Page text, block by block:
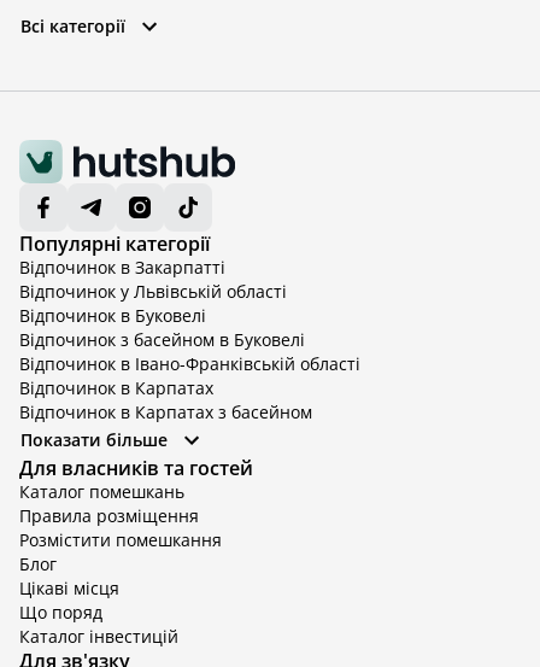
Всі категорії
Популярні категорії
Відпочинок в Закарпатті
Відпочинок у Львівській області
Відпочинок в Буковелі
Відпочинок з басейном в Буковелі
Відпочинок в Івано-Франківській області
Відпочинок в Карпатах
Відпочинок в Карпатах з басейном
Відпочинок в Київській області
Відпочинок в Київській області з басейном
Відпочинок в Тернопільській області
Відпочинок у Вінницькій області
Відпочинок в Яремче
Відпочинок у Львівській області з басейном
Відпочинок з басейном в Тернопільській області
Показати більше
Для власників та гостей
Каталог помешкань
Правила розміщення
Розмістити помешкання
Блог
Цікаві місця
Що поряд
Каталог інвестицій
Для зв'язку